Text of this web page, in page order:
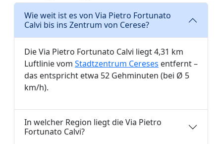
Wie weit ist es von Via Pietro Fortunato
Calvi bis ins Zentrum von Cerese?
Die Via Pietro Fortunato Calvi liegt 4,31 km
Luftlinie vom Stadtzentrum Cereses entfernt –
das entspricht etwa 52 Gehminuten (bei Ø 5
km/h).
In welcher Region liegt die Via Pietro
Fortunato Calvi?